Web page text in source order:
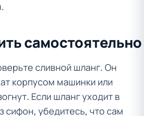
самостоятельно
сливной шланг. Он
корпусом машинки или
Если шланг уходит в
сифон, убедитесь, что сам